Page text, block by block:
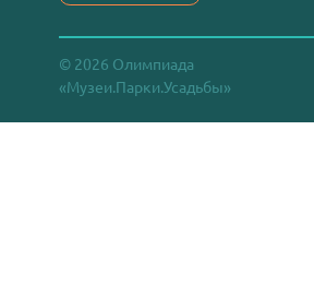
© 2026 Олимпиада
«Музеи.Парки.Усадьбы»